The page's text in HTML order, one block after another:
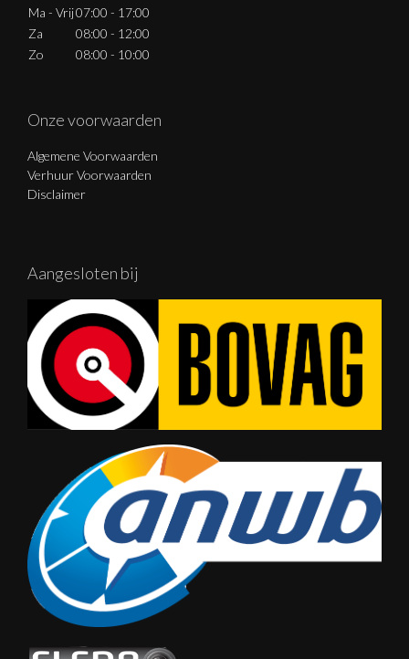
Ma - Vrij07:00 - 17:00
Za
08:00 - 12:00
Zo
08:00 - 10:00
Onze voorwaarden
Algemene Voorwaarden
Verhuur Voorwaarden
Disclaimer
Aangesloten bij